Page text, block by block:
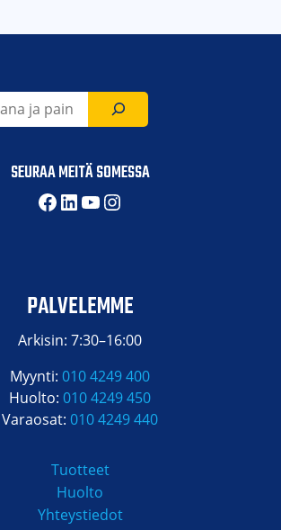
SEURAA MEITÄ SOMESSA
Facebook
LinkedIn
YouTube
Instagram
PALVELEMME
Arkisin: 7:30–16:00
Myynti: 010 4249 400
Huolto: 010 4249 450
Varaosat: 010 4249 440
Tuotteet
Huolto
Yhteystiedot